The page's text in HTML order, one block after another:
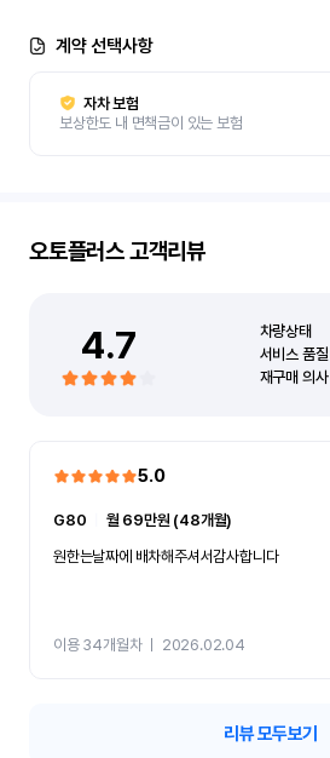
계약 선택사항
자차 보험
보상한도 내 면책금이 있는 보험
오토플러스고객리뷰
4.7 차량상태
서비스 품질
재구매 의사
5.0
G80
월 69만원 (48개월)
원한는날짜에 배차해주셔서감사합니다
이용 34개월차ㅣ 2026.02.04
리뷰 모두보기